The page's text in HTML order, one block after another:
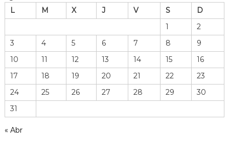
o
h
r
r
m
i
L
M X J V S
D
1
2
3
4 5 6 7 8
9
10
11 12 13 14 15
16
17
18 19 20 21 22
23
24
25 26 27 28 29
30
31
« Abr